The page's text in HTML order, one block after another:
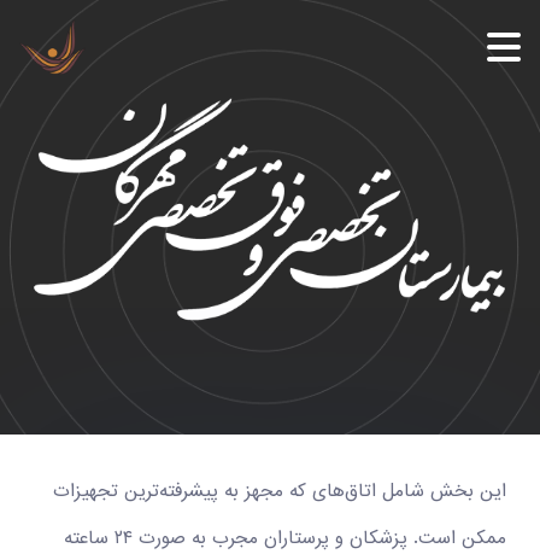
این بخش شامل اتاق‌های که مجهز به پیشرفته‌ترین تجهیزات
ممکن است. پزشکان و پرستاران مجرب به صورت ۲۴ ساعته